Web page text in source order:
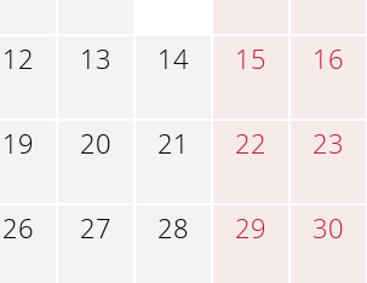
12 13 14 15 16
19 20 21 22 23
26 27 28 29 30